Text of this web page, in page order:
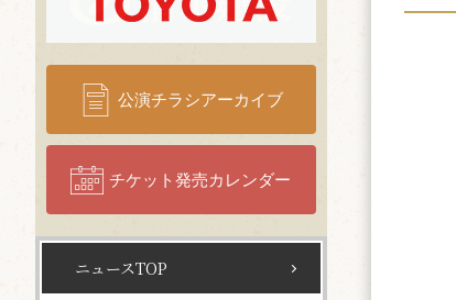
公演チラシアーカイブ
チケット発売カレンダー
ニュースTOP